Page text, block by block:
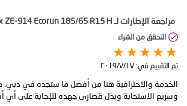
مراجعة الإطارات لـ Falken Ziex ZE-914 Ecorun 185/65 R15 H
التحقق من الشراء
تم التقييم في: ١٧‏/٧‏/٢٠١٩
الخدمة والاحترافية هنا من أفضل ما ستجده في دبي.
وسريع الاستجابة وبذل قصارى جهده للإجابة على أي